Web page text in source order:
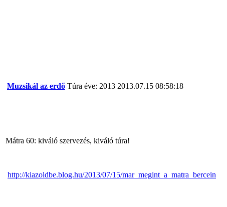
Muzsikál az erdő Túra éve: 2013 2013.07.15 08:58:18
Mátra 60: kiváló szervezés, kiváló túra!
http://kiazoldbe.blog.hu/2013/07/15/mar_megint_a_matra_bercein